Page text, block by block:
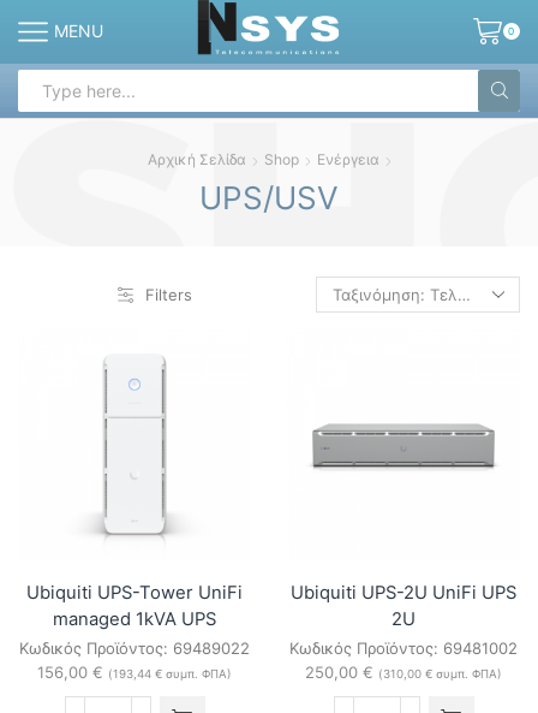
MENU 0
input
Αρχική Σελίδα Shop Ενέργεια
UPS/USV
Filters
Ubiquiti UPS-Tower UniFi
managed 1kVA UPS
Κωδικός Προϊόντος: 69489022
156,00 € (193,44 € συμπ. ΦΠΑ)
Ubiquiti UPS-2U UniFi UPS
2U
Κωδικός Προϊόντος: 69481002
250,00 € (310,00 € συμπ. ΦΠΑ)